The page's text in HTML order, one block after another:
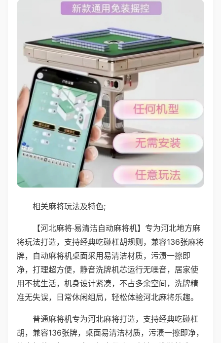
相关麻将玩法及特色;
【河北麻将·易清洁自动麻将机】专为河北地方麻
将玩法打造，支持经典吃碰杠胡规则，兼容136张麻将
牌，自动麻将机桌面采用易清洁材质，污渍一擦即
净，打理超方便，静音洗牌机芯运行无噪音，居家使
用不扰生活，机身设计紧凑，不占多余空间，洗牌精
准无失误，日常休闲组局，轻松体验河北麻将乐趣。
普通麻将机专为河北麻将打造，支持经典吃碰杠
胡，兼容136张牌，桌面易清洁材质，污渍一擦即净，